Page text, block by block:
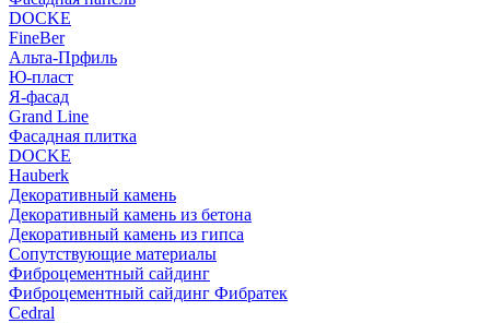
DOCKE
FineBer
Альта-Прфиль
Ю-пласт
Я-фасад
Grand Line
Фасадная плитка
DOCKE
Hauberk
Декоративный камень
Декоративный камень из бетона
Декоративный камень из гипса
Сопутствующие материалы
Фиброцементный сайдинг
Фиброцементный сайдинг Фибратек
Cedral